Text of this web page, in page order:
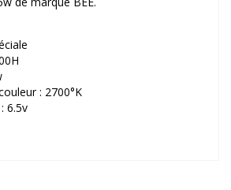
: 2700°K
6.5v